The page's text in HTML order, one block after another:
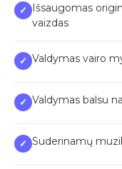
✓
Išsaugomas
vaizdas
✓ Valdymas vairo
✓ Valdymas balsu
✓ Suderinamų